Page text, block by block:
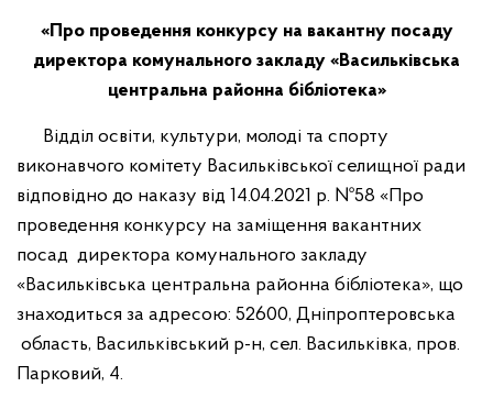
Контакти
Стратегія розвитку
Місцевий економічний розвиток
Громадська рада
Молодіжна рада
Комплексне просторове планування
Соціальний захист
Кадровий розділ
Асоціація міст України
Ветеранам війни
Правила благоустрою громади
Безпечний простір
Послуги
«Про проведення конкурсу на вакантну посаду
директора комунального закладу «Васильківська
центральна районна бібліотека»
Відділ освіти, культури, молоді та спорту
виконавчого комітету Васильківської селищної ради
відповідно до наказу від 14.04.2021 р. №58 «Про
проведення конкурсу на заміщення вакантних
посад директора комунального закладу
«Васильківська центральна районна бібліотека», що
знаходиться за адресою: 52600, Дніпроптеровська
область, Васильківський р-н, сел. Васильківка, пров.
Парковий, 4.